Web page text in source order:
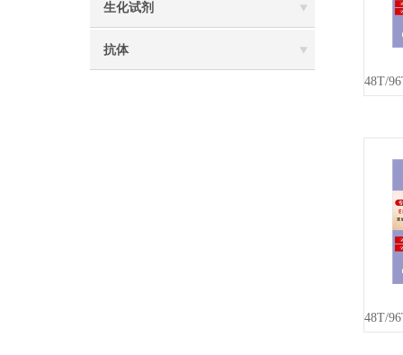
生化试剂
抗体